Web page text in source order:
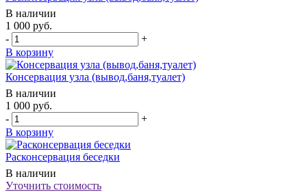
В наличии
1 000 руб.
-
+
В корзину
Консервация узла (вывод,баня,туалет)
В наличии
1 000 руб.
-
+
В корзину
Расконсервация беседки
В наличии
Уточнить стоимость